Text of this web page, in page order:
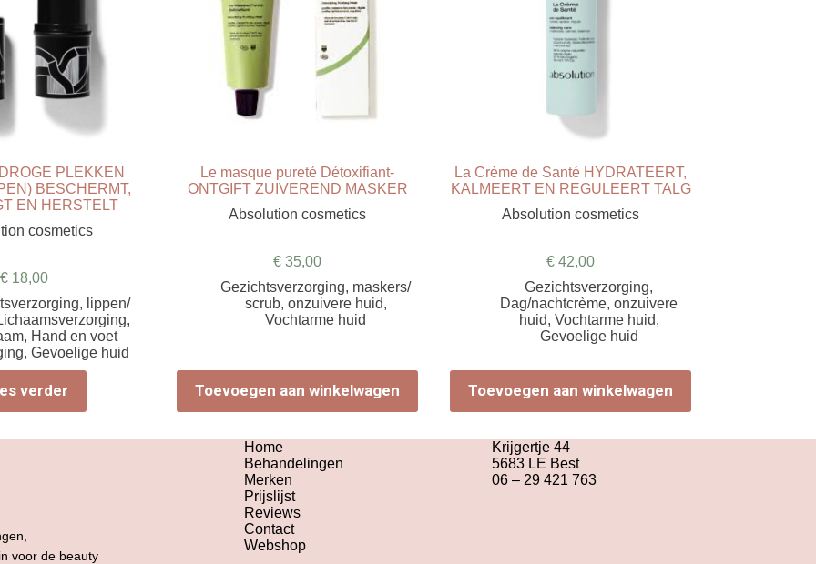
PLEKKEN
BESCHERMT,
EN HERSTELT
cosmetics
€ 18,00
, lippen/
,
, Hand en voet
,Gevoelige huid
verder
Le masque pureté Détoxifiant-
ONTGIFT ZUIVEREND MASKER
Absolution cosmetics
€ 35,00
Gezichtsverzorging, maskers/
scrub, onzuivere huid,
Vochtarme huid
Toevoegen aan winkelwagen
La Crème de Santé HYDRATEERT,
KALMEERT EN REGULEERT TALG
Absolution cosmetics
€ 42,00
Gezichtsverzorging,
Dag/nachtcrème,onzuivere
huid, Vochtarme huid,
Gevoelige huid
Toevoegen aan winkelwagen
voor de beauty
Home
Behandelingen
Merken
Prijslijst
Reviews
Contact
Webshop
Krijgertje 44
5683 LE Best
06 – 29 421 763